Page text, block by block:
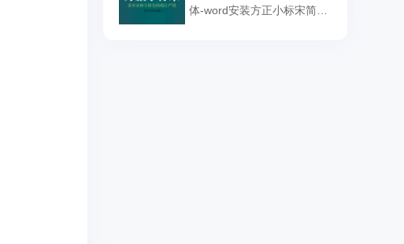
体-word安装方正小标宋简体